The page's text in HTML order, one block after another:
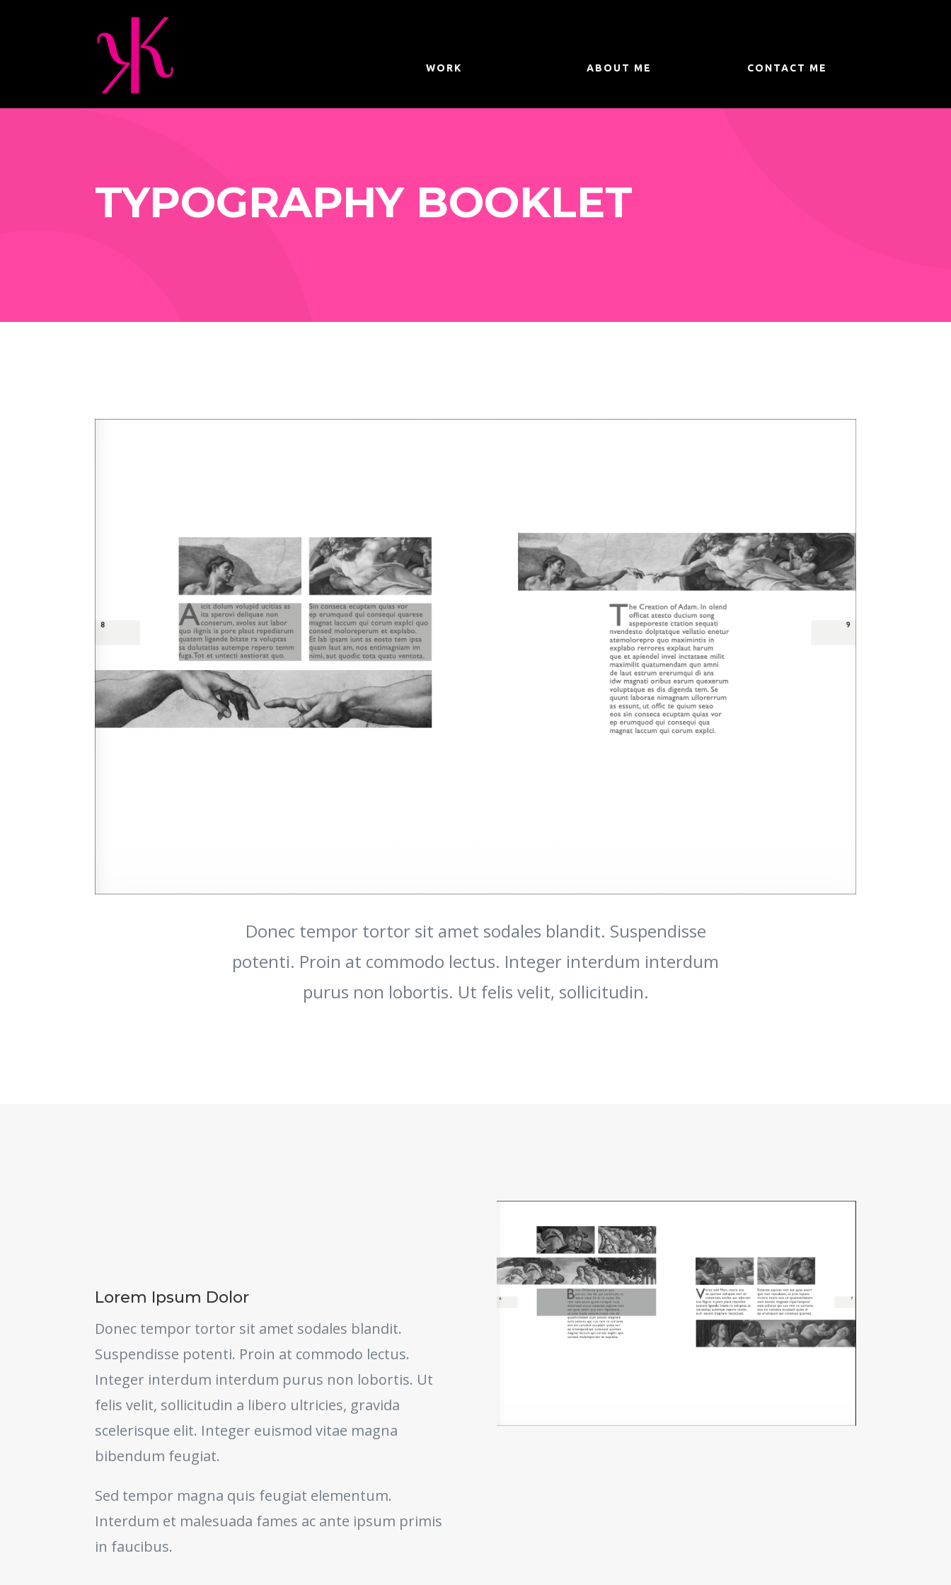
WORK ABOUT ME CONTACT ME
TYPOGRAPHY BOOKLET
Donec tempor tortor sit amet sodales blandit. Suspendisse
potenti. Proin at commodo lectus. Integer interdum interdum
purus non lobortis. Ut felis velit, sollicitudin.
Lorem Ipsum Dolor
Donec tempor tortor sit amet sodales blandit.
Suspendisse potenti. Proin at commodo lectus.
Integer interdum interdum purus non lobortis. Ut
felis velit, sollicitudin a libero ultricies, gravida
scelerisque elit. Integer euismod vitae magna
bibendum feugiat.
Sed tempor magna quis feugiat elementum.
Interdum et malesuada fames ac ante ipsum primis
in faucibus.